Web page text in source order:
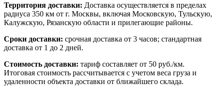
Территория доставки: Доставка осуществляется в пределах
радиуса 350 км от г. Москвы, включая Московскую, Тульскую,
Калужскую, Рязанскую области и прилегающие районы.
Сроки доставки: срочная доставка от 3 часов; стандартная
доставка от 1 до 2 дней.
Стоимость доставки: тариф составляет от 50 руб./км.
Итоговая стоимость рассчитывается с учетом веса груза и
удаленности объекта доставки от ближайшего склада.